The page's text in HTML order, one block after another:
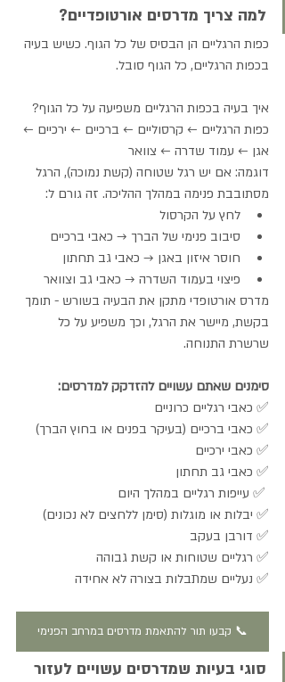
למה צריך מדרסים אורטופדיים?
כפות הרגליים הן הבסיס של כל הגוף. כשיש בעיה
בכפות הרגליים, כל הגוף סובל.
איך בעיה בכפות הרגליים משפיעה על כל הגוף?
כפות הרגליים ← קרסוליים ← ברכיים ← ירכיים ←
אגן ← עמוד שדרה ← צוואר
דוגמה: אם יש רגל שטוחה (קשת נמוכה), הרגל
מסתובבת פנימה במהלך ההליכה. זה גורם ל:
לחץ על הקרסול
סיבוב פנימי של הברך → כאבי ברכיים
חוסר איזון באגן → כאבי גב תחתון
פיצוי בעמוד השדרה → כאבי גב וצוואר
מדרס אורטופדי מתקן את הבעיה בשורש - תומך
בקשת, מיישר את הרגל, וכך משפיע על כל
שרשרת התנוחה.
סימנים שאתם עשויים להזדקק למדרסים:
✅ כאבי רגליים כרוניים
✅ כאבי ברכיים (בעיקר בפנים או בחוץ הברך)
✅ כאבי ירכיים
✅ כאבי גב תחתון
✅ עייפות רגליים במהלך היום
✅ יבלות או מוגלות (סימן ללחצים לא נכונים)
✅ דורבן בעקב
✅ רגליים שטוחות או קשת גבוהה
✅ נעליים שמתבלות בצורה לא אחידה
📞 קבעו תור להתאמת מדרסים במרחב הפנימי
סוגי בעיות שמדרסים עשויים לעזור